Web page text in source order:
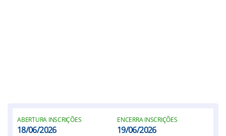
ABERTURA INSCRIÇÕES
18/06/2026
ENCERRA INSCRIÇÕES
19/06/2026